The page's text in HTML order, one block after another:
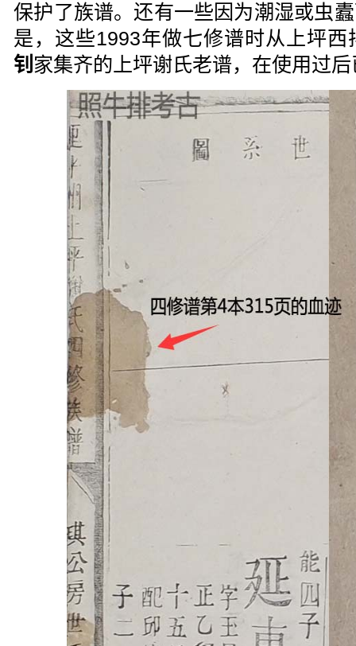
保护了族谱。还有一些因为潮湿或虫
是，这些1993年做七修谱时从上坪西
钊 家集齐的上坪谢氏老谱，在使用过